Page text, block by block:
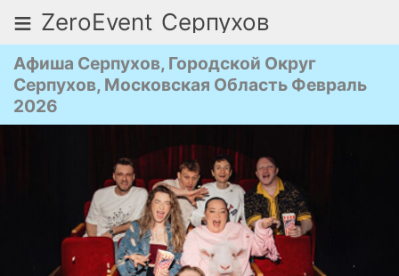
≡ ZeroEvent Серпухов
Афиша Серпухов, Городской Округ
Серпухов, Московская Область Февраль
2026